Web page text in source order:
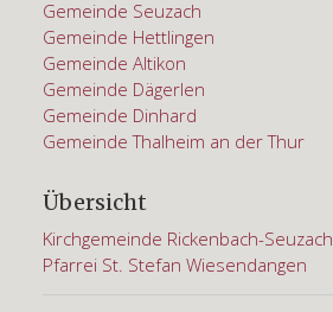
Gemeinde Seuzach
Gemeinde Hettlingen
Gemeinde Altikon
Gemeinde Dägerlen
Gemeinde Dinhard
Gemeinde Thalheim an der Thur
Übersicht
Kirchgemeinde Rickenbach-Seuzach
Pfarrei St. Stefan Wiesendangen